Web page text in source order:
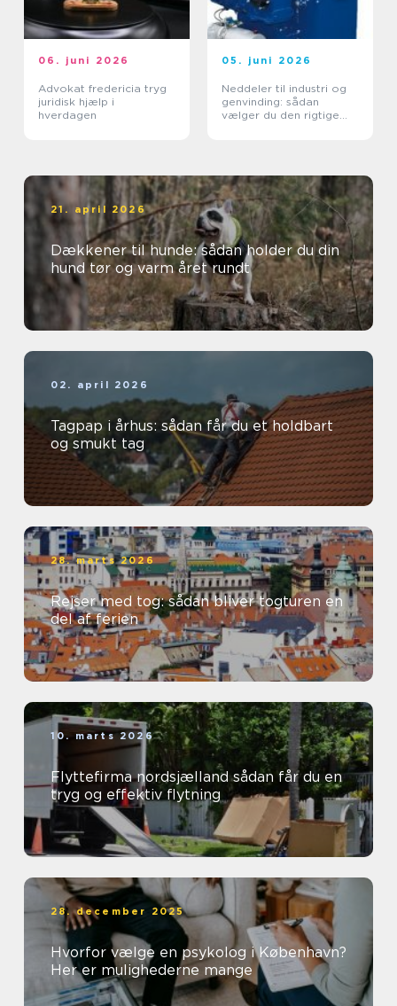
06. juni 2026
Advokat fredericia tryg
juridisk hjælp i
hverdagen
05. juni 2026
Neddeler til industri og
genvinding: sådan
vælger du den rigtige
21. april 2026
Dækkener til hunde: sådan holder du din
hund tør og varm året rundt
02. april 2026
Tagpap i århus: sådan får du et holdbart
og smukt tag
28. marts 2026
Rejser med tog: sådan bliver togturen en
del af ferien
10. marts 2026
Flyttefirma nordsjælland sådan får du en
tryg og effektiv flytning
28. december 2025
Hvorfor vælge en psykolog i København?
Her er mulighederne mange